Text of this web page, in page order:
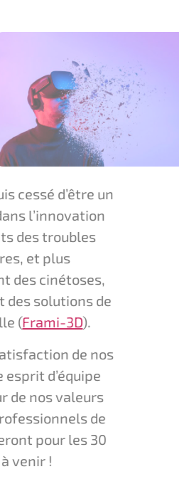
cessé d’être un
l’innovation
des troubles
et plus
des cinétoses,
des solutions de
(Frami-3D).
de nos
d’équipe
de nos valeurs
de
pour les 30
venir !